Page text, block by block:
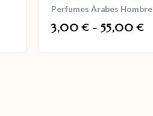
Perfumes Árabes Hombre
3,00€ - 55,00€